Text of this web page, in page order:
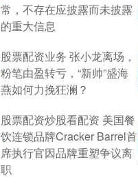
常，不存在应披露而未披露
的重大信息
股票配资业务 张小龙离场，
粉笔由盈转亏，“新帅”盛海
燕如何力挽狂澜？
股票配资炒股看配资 美国餐
饮连锁品牌Cracker Barrel首
席执行官因品牌重塑争议离
职